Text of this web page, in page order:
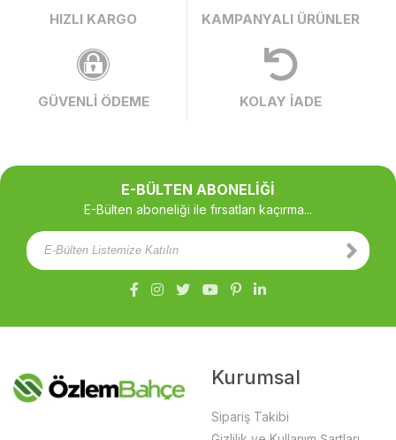
HIZLI KARGO KAMPANYALI ÜRÜNLER
GÜVENLİ ÖDEME KOLAY İADE
E-BÜLTEN ABONELİĞİ
E-Bülten aboneliği ile fırsatları kaçırma...
Kurumsal
Sipariş Takibi